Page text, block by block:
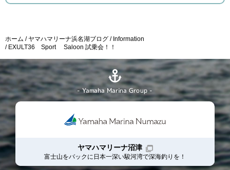
ホーム ヤマハマリーナ浜名湖ブログ
Information
EXULT36 Sport Saloon 試乗会！！
- Yamaha Marina Group -
ヤマハマリーナ沼津
富士山をバックに日本一深い駿河湾で深海釣りを！